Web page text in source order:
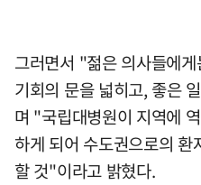
그러면서 "젊은 의사들에
기회의 문을 넓히고, 좋은
며 "국립대병원이 지역에
하게 되어 수도권으로의
할 것"이라고 밝혔다.